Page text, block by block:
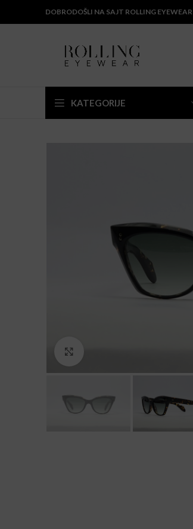
DOBRODOŠLI NA SAJT ROLLING EYEWEAR
KATEGORIJE